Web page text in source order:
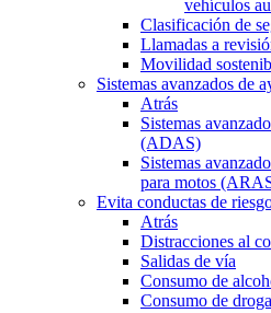
vehículos
Clasificación de
Llamadas a
Movilidad
Sistemas avanzados de
Atrás
Sistemas
(ADAS)
Sistemas
para motos
Evita conductas de
Atrás
Distracciones al
Salidas de vía
Consumo de
Consumo de